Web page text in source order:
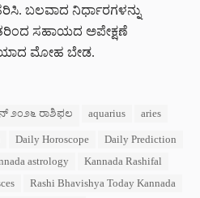
ಬಲವಾದ ನಿರ್ಧಾರಗಳನ್ನು
ಸಹಾಯದ ಅಪೇಕ್ಷಣೆ
ಮೋಹ ಬೇಡ.
೨೦೨೬ ರಾಶಿಫಲ aquarius aries
Daily Horoscope
Daily Prediction
astrology
Kannada Rashifal
Rashi Bhavishya Today Kannada